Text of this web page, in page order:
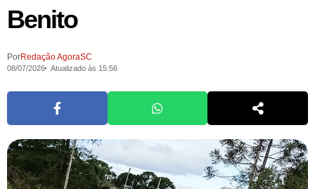
Benito
PorRedação AgoraSC
08/07/2026 Atualizado às 15:56